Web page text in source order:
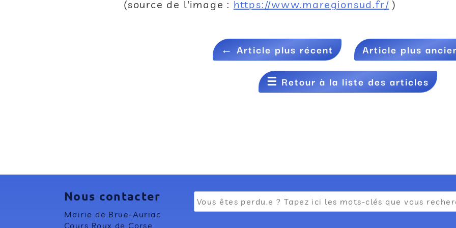
Nous contacter
Mairie de Brue-Auriac
Cours Roux de Corse
(source de l'image : https://www.maregionsud.fr/ )
←Article plus récent Article plus
☰ Retour à la liste des articles